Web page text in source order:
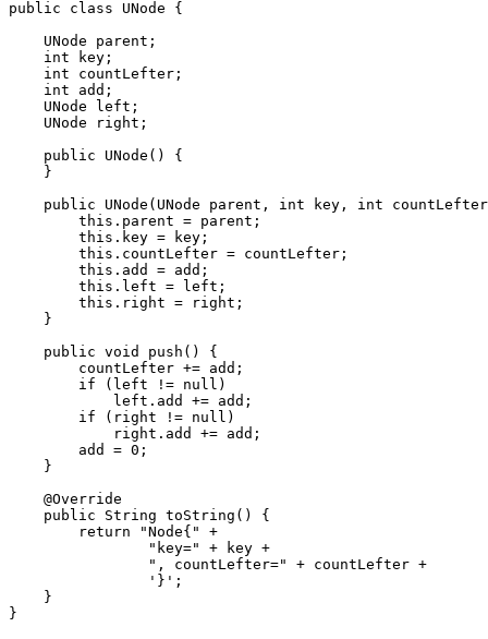
public class UNode {
    UNode parent;
    int key;
    int countLefter;
    int add;
    UNode left;
    UNode right;
    public UNode() {
    }
public UNode(UNode parent, int key, int
        this.parent = parent;
        this.key = key;
        this.countLefter = countLefter;
        this.add = add;
        this.left = left;
        this.right = right;
    }
    public void push() {
        countLefter += add;
        if (left != null)
            left.add += add;
        if (right != null)
            right.add += add;
        add = 0;
    }
    @Override
    public String toString() {
        return "Node{" +
                "key=" + key +
                ", countLefter=" + countLefter +
                '}';
    }